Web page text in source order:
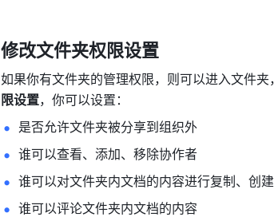
修改文件夹权限设置
如果你有文件夹的管理权限，则可以进入文件夹
限设置，你可以设置：
是否允许文件夹被分享到组织外
谁可以查看、添加、移除协作者
谁可以对文件夹内文档的内容进行复制、创
谁可以评论文件夹内文档的内容